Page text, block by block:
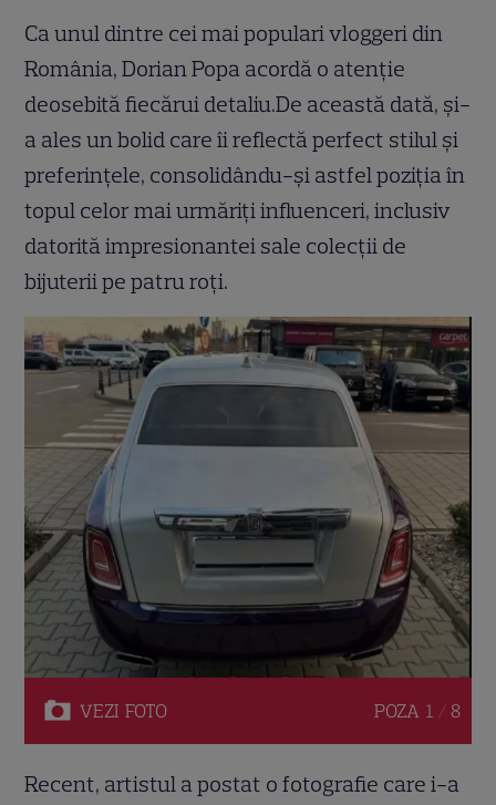
Ca unul dintre cei mai populari vloggeri din
România, Dorian Popa acordă o atenție
deosebită fiecărui detaliu.De această dată, și-
a ales un bolid care îi reflectă perfect stilul și
preferințele, consolidându-și astfel poziția în
topul celor mai urmăriți influenceri, inclusiv
datorită impresionantei sale colecții de
bijuterii pe patru roți.
VEZI FOTO POZA 1 / 8
Recent, artistul a postat o fotografie care i-a